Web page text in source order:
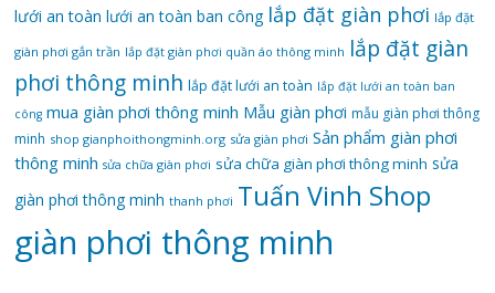
lưới an toàn lưới an toàn ban công lắp đặt giàn phơi lắp đặt
giàn phơi gắn trần lắp đặt giàn phơi quần áo thông minh lắp đặt giàn
phơi thông minh lắp đặt lưới an toàn lắp đặt lưới an toàn ban
công mua giàn phơi thông minh Mẫu giàn phơi mẫu giàn phơi thông
minh shop gianphoithongminh.org sửa giàn phơi Sản phẩm giàn phơi
thông minh sửa chữa giàn phơi sửa chữa giàn phơi thông minh sửa
giàn phơi thông minh thanh phơi Tuấn Vinh Shop
‌giàn‌ ‌phơi‌ ‌thông‌ ‌minh